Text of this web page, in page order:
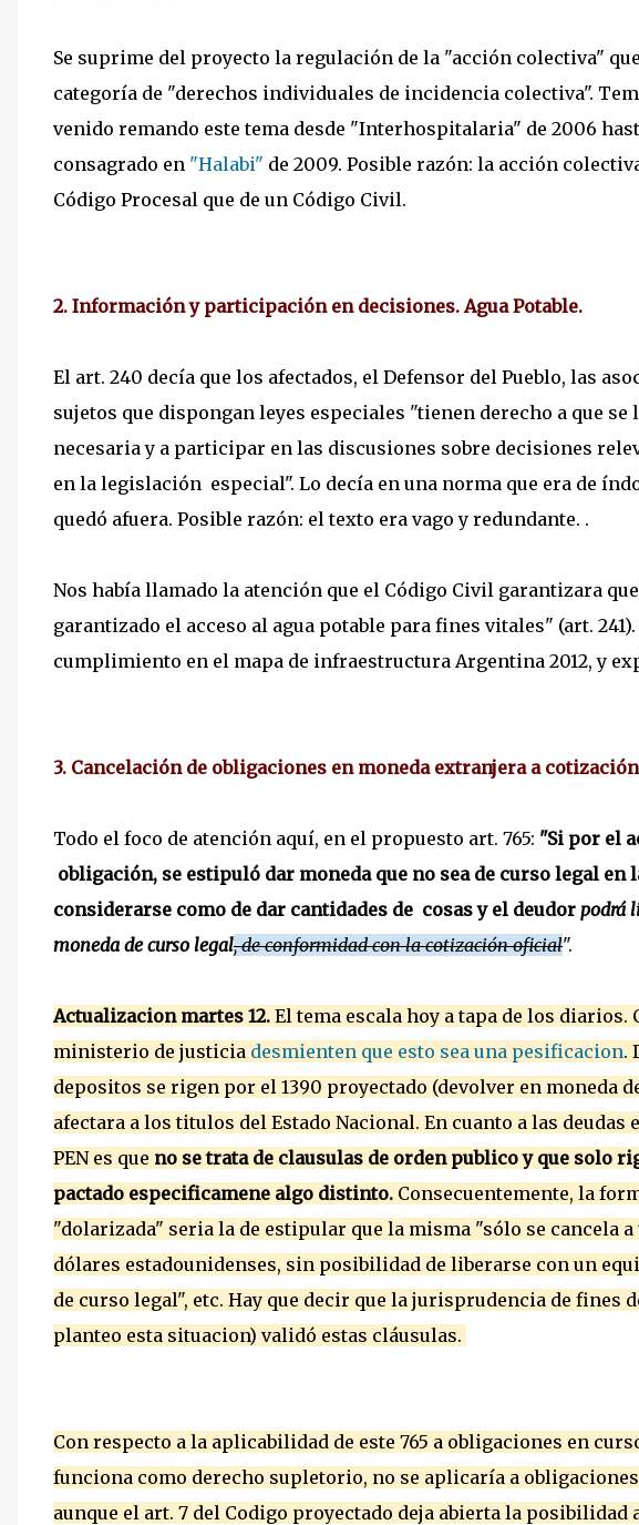
Se suprime del proyecto la regulación de la "acción colectiva" que
categoría de "derechos individuales de incidencia colectiva".
venido remando este tema desde "Interhospitalaria" de 2006
consagrado en "Halabi" de 2009. Posible razón: la acción
Código Procesal que de un Código Civil.
2. Información y participación en decisiones. Agua Potable.
El art. 240 decía que los afectados, el Defensor del Pueblo, las
sujetos que dispongan leyes especiales "tienen derecho a que
necesaria y a participar en las discusiones sobre decisiones
en la legislación especial". Lo decía en una norma que era de
quedó afuera. Posible razón: el texto era vago y redundante. .
Nos había llamado la atención que el Código Civil garantizara
garantizado el acceso al agua potable para fines vitales" (art.
cumplimiento en el mapa de infraestructura Argentina 2012, y
3. Cancelación de obligaciones en moneda extranjera a
Todo el foco de atención aquí, en el propuesto art. 765: "Si por el
obligación, se estipuló dar moneda que no sea de curso legal en
considerarse como de dar cantidades de cosas y el deudor podrá
moneda de curso legal, de conformidad con lacotización oficial".
Actualizacion martes 12. El tema escala hoy a tapa de los diarios.
ministerio de justicia desmienten que esto sea una pesificacion.
depositos se rigen por el 1390 proyectado (devolver en moneda
afectara a los titulos del Estado Nacional. En cuanto a las
PEN es que no se trata de clausulas de orden publico y que solo
pactado especificamene algo distinto. Consecuentemente, la
"dolarizada" seria la de estipular que la misma "sólo se cancela
dólares estadounidenses, sin posibilidad de liberarse con un
de curso legal", etc. Hay que decir que la jurisprudencia de fines
planteo esta situacion) validó estas cláusulas.
Con respecto a la aplicabilidad de este 765 a obligaciones en
funciona como derecho supletorio, no se aplicaría a
aunque el art. 7 del Codigo proyectado deja abierta la posibilidad